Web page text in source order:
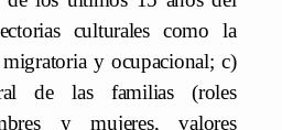
culturales como la
y ocupacional; c)
de las familias (roles
y mujeres, valores